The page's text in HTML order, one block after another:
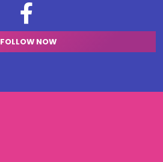
FOLLOW NOW